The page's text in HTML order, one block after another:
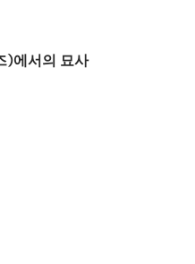
)에서의 묘사